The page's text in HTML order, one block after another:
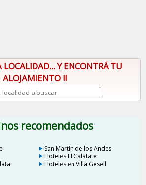
LOCALIDAD... Y ENCONTRÁ TU
ALOJAMIENTO !!
recomendados
San Martín de los Andes
Hoteles El Calafate
Hoteles en Villa Gesell